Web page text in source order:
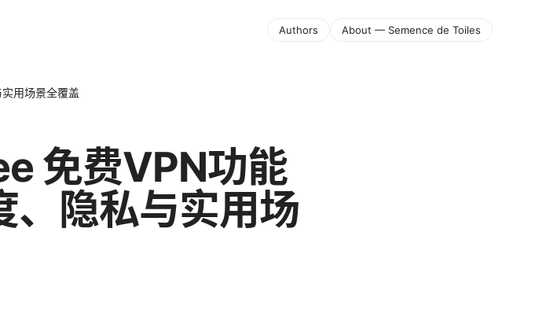
Authors About — Semence de Toiles
用场景全覆盖
免费VPN功能
、隐私与实用场